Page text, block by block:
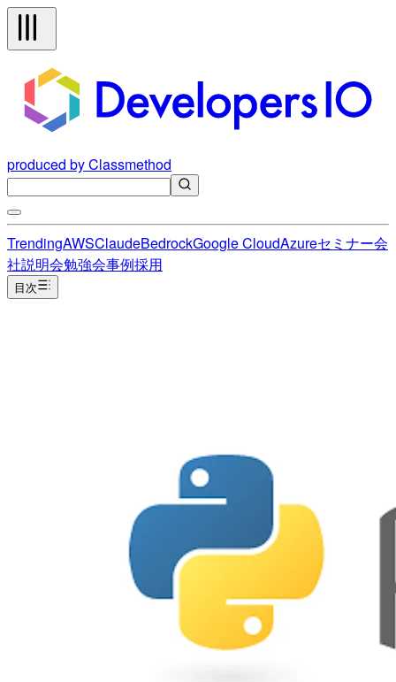
produced by Classmethod
TrendingAWSClaudeBedrockGoogle CloudAzureセミナー会
社説明会勉強会事例採用
目次